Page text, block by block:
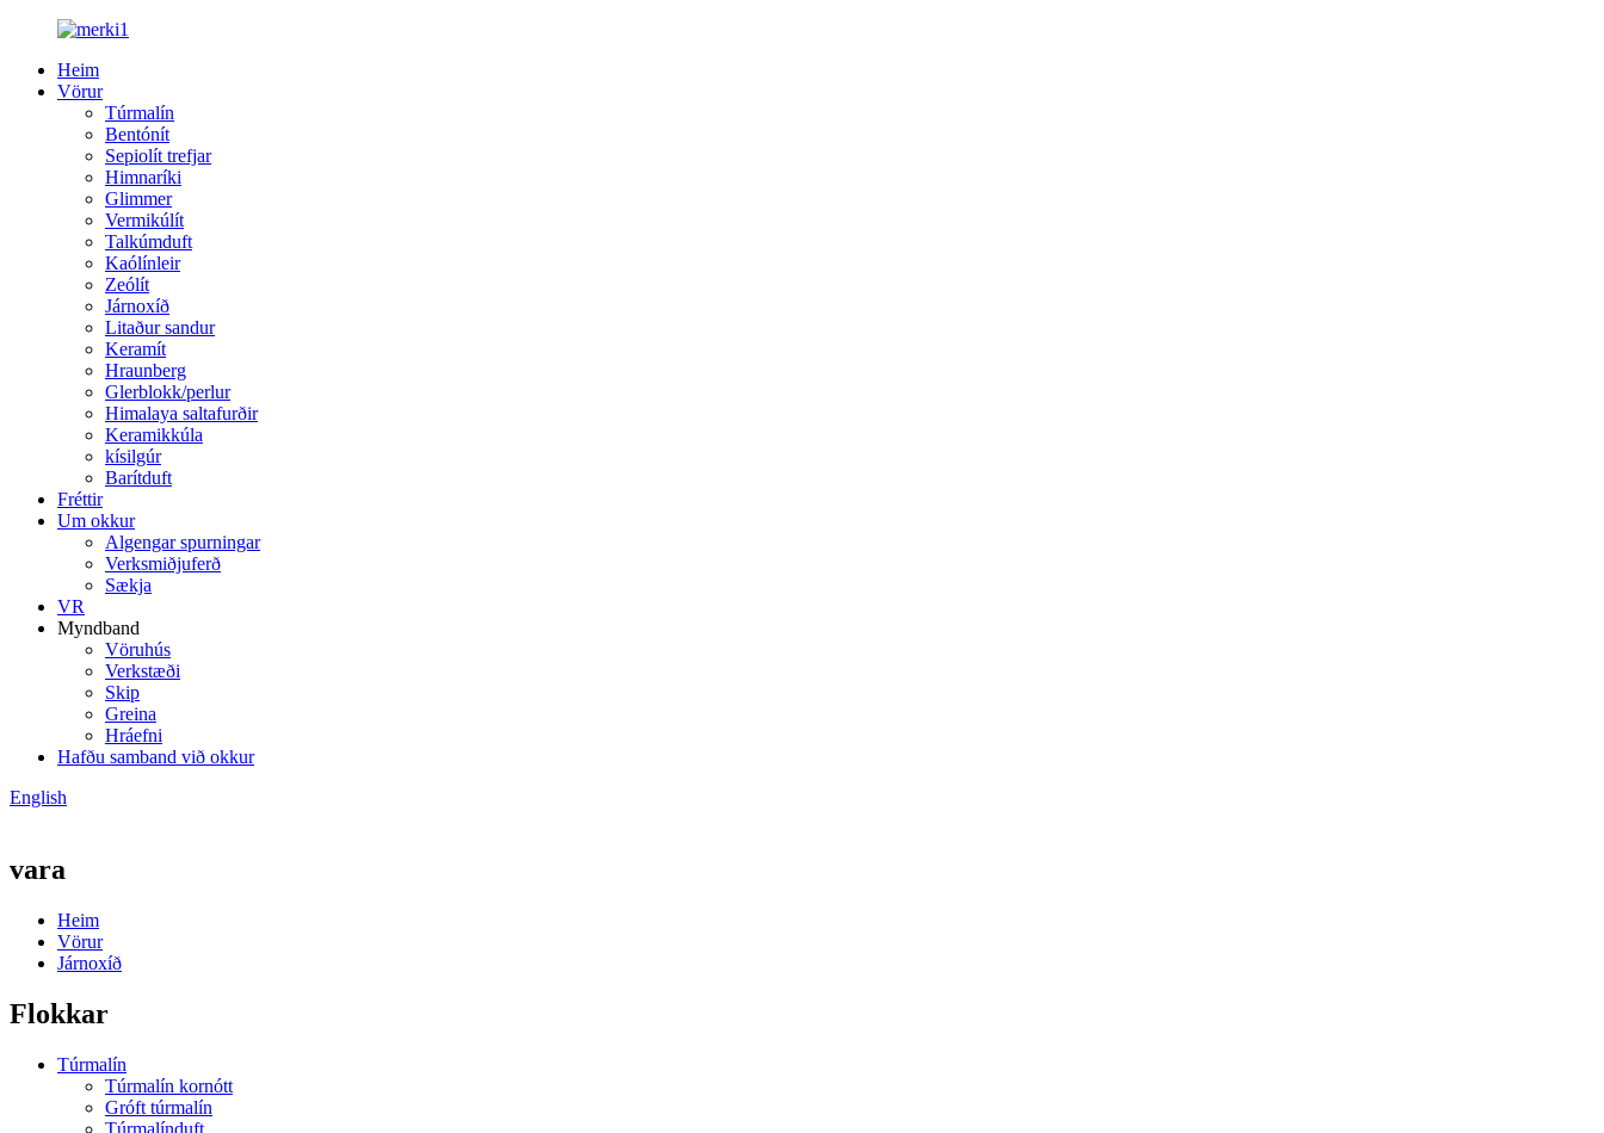
Heim
Vörur
Túrmalín
Bentónít
Sepiolít trefjar
Himnaríki
Glimmer
Vermikúlít
Talkúmduft
Kaólínleir
Zeólít
Járnoxíð
Litaður sandur
Keramít
Hraunberg
Glerblokk/perlur
Himalaya saltafurðir
Keramikkúla
kísilgúr
Barítduft
Fréttir
Um okkur
Algengar spurningar
Verksmiðjuferð
Sækja
VR
Myndband
Vöruhús
Verkstæði
Skip
Greina
Hráefni
Hafðu samband við okkur
English
vara
Heim
Vörur
Járnoxíð
Flokkar
Túrmalín
Túrmalín kornótt
Gróft túrmalín
Túrmalínduft